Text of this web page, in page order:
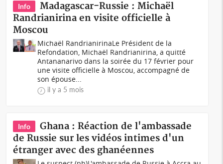
Info
Madagascar-Russie : Michaël
Randrianirina en visite officielle à
Moscou
Michaël RandrianirinaLe Président de la
Refondation, Michaël Randrianirina, a quitté
Antananarivo dans la soirée du 17 février pour
une visite officielle à Moscou, accompagné de
son épouse...
il y a 5 mois
Info
Ghana : Réaction de l'ambassade
de Russie sur les vidéos intimes d'un
étranger avec des ghanéennes